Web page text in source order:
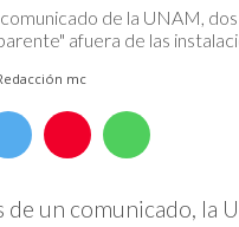
de la UNAM,
afuera de las
mc
de un comunicado, la